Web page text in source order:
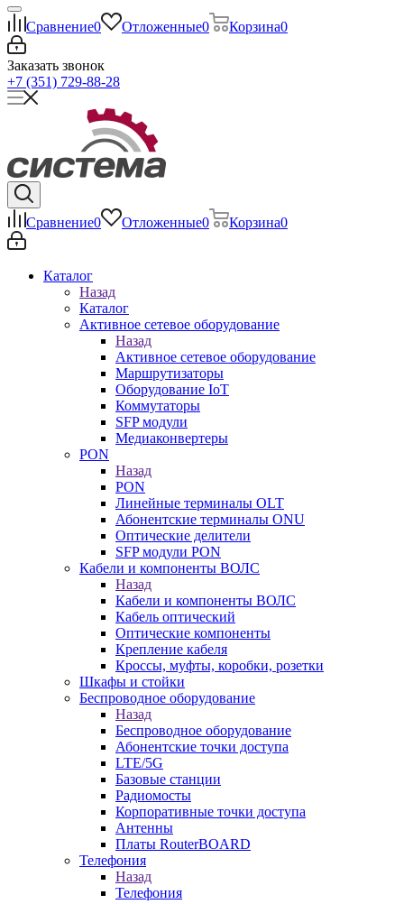
Сравнение0 Отложенные0 Корзина0
Заказать звонок
+7 (351) 729-88-28
Сравнение0 Отложенные0 Корзина0
Каталог
Назад
Каталог
Активное сетевое оборудование
Назад
Активное сетевое оборудование
Маршрутизаторы
Оборудование IoT
Коммутаторы
SFP модули
Медиаконвертеры
PON
Назад
PON
Линейные терминалы OLT
Абонентские терминалы ONU
Оптические делители
SFP модули PON
Кабели и компоненты ВОЛС
Назад
Кабели и компоненты ВОЛС
Кабель оптический
Оптические компоненты
Крепление кабеля
Кроссы, муфты, коробки, розетки
Шкафы и стойки
Беспроводное оборудование
Назад
Беспроводное оборудование
Абонентские точки доступа
LTE/5G
Базовые станции
Радиомосты
Корпоративные точки доступа
Антенны
Платы RouterBOARD
Телефония
Назад
Телефония